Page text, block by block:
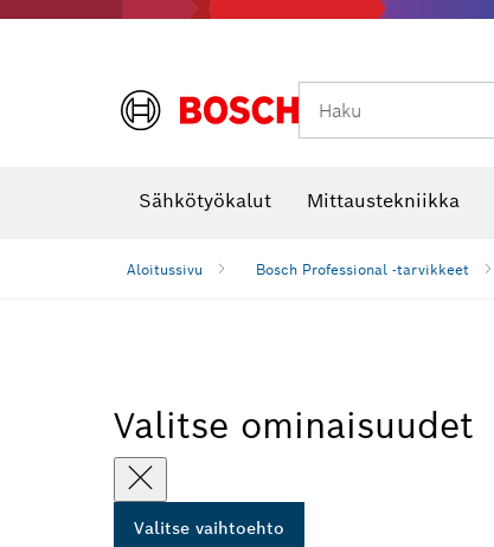
Haku
Sähkötyökalut Mittaustekniikka
Aloitussivu Bosch Professional -tarvikkeet
Valitse ominaisuudet
Valitse vaihtoehto